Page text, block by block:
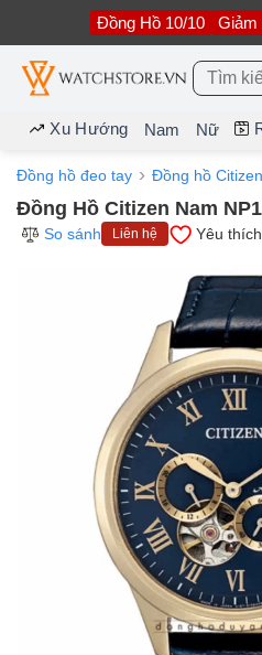
nội
dung
Đồng Hồ 10/10 Giảm
Tìm
kiếm:
Xu Hướng Nam Nữ
Đồng hồ đeo tay Đồng hồ Citizen
Đồng Hồ Citizen Nam
So sánh
Liên hệ Yêu thích